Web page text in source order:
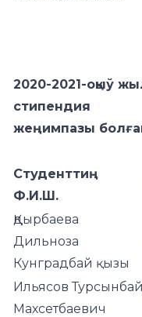
2020-2021-оқыў
стипендия
жеңимпазы
Студенттиң
Ф.И.Ш.
Қдырбаева
Дильноза
Кунградбай қызы
Ильясов Турсынбай
Махсетбаевич